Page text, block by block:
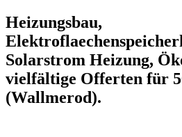
Heizungsbau,
Solarstrom Heizung,
vielfältige Offerten für
(Wallmerod).